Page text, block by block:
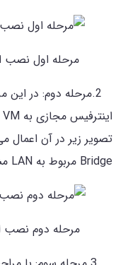
مرحله اول نصب
تصویر زیر در آن اعمال
Bridge مربوط به LAN مشخص شده قرار گیرد.
مرحله دوم نصب